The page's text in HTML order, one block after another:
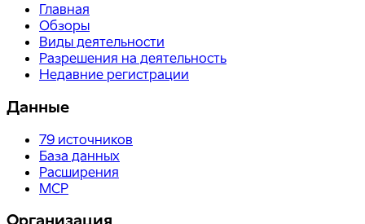
Главная
Обзоры
Виды деятельности
Разрешения на деятельность
Недавние регистрации
Данные
79 источников
База данных
Расширения
MCP
Организация